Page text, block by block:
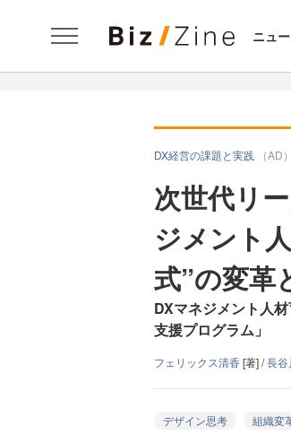
ニュ
DX経営の課題と実践 （AD）
次世代リ
ジメント
式”の変革
DXマネジメント人
支援プログラム」
フェリックス清香[著] /長谷
デザイン思考 組織変